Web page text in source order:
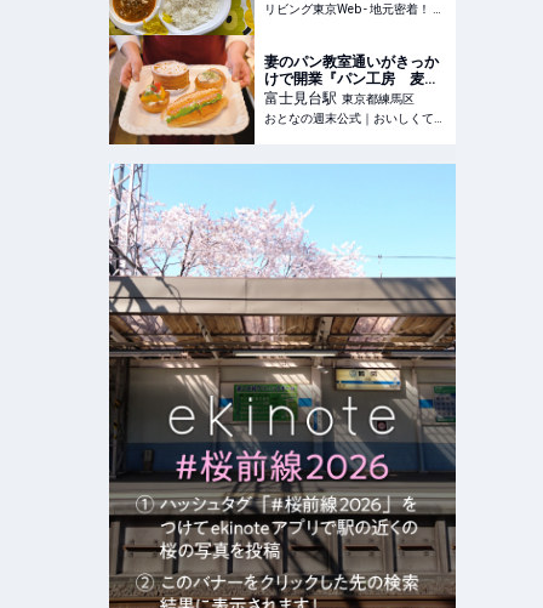
リビング東京Web - 地元密着！ 東京23区のグルメ、イベント、お出かけ、習い事情報
妻のパン教室通いがきっか
けで開業『パン工房 麦ふ
うせん』 「エビカツコッ
ペ」が“おと週”おスス
メ！ - おとなの週末公式
食のニュースサイト
富士見台駅 東京都練馬区
おとなの週末公式｜おいしくて、ためになる食のニュースサイト